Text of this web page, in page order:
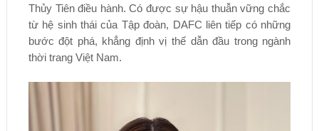
Thủy Tiên điều hành. Có được sự hậu thuẫn vững chắc
từ hệ sinh thái của Tập đoàn, DAFC liên tiếp có những
bước đột phá, khẳng định vị thế dẫn đầu trong ngành
thời trang Việt Nam.